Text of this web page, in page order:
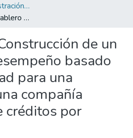
Maestría en Administración - MBA (tesis)
Construcción de un tablero de desempeño basado en rentabilidad para una sucursal de una compañía operadora de créditos por libranza
de un
basado
para una
compañía
créditos por